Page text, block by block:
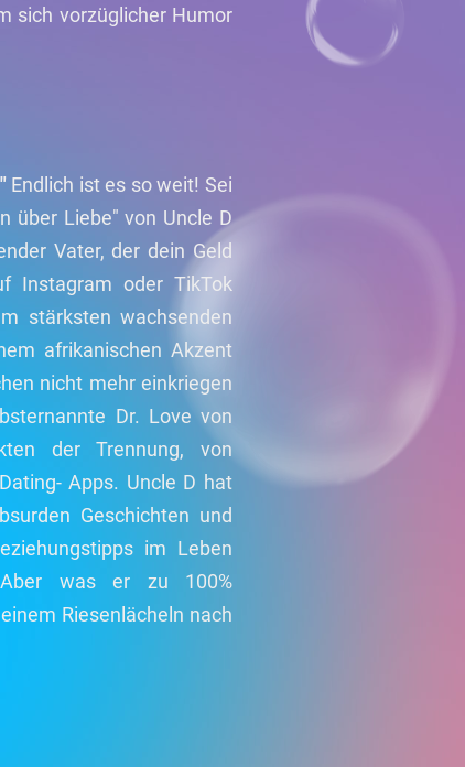
sich vorzüglicher Humor
Endlich ist es so weit! Sei
über Liebe" von Uncle D
Vater, der dein Geld
Instagram oder TikTok
stärksten wachsenden
afrikanischen Akzent
nicht mehr einkriegen
Dr. Love von
der Trennung, von
Apps. Uncle D hat
Geschichten und
im Leben
Aber was er zu 100%
Riesenlächeln nach